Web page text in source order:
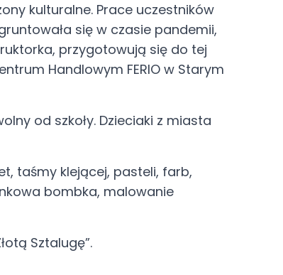
kulturalne. Prace uczestników
się w czasie pandemii,
przygotowują się do tej
Handlowym FERIO w Starym
od szkoły. Dzieciaki z miasta
taśmy klejącej, pasteli, farb,
bombka, malowanie
Sztalugę”.